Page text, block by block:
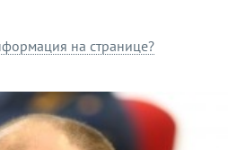
на странице?